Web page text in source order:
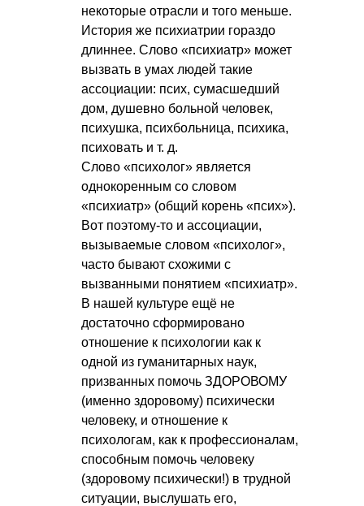
некоторые отрасли и того меньше.
История же психиатрии гораздо
длиннее. Слово «психиатр» может
вызвать в умах людей такие
ассоциации: псих, сумасшедший
дом, душевно больной человек,
психушка, психбольница, психика,
психовать и т. д.
Слово «психолог» является
однокоренным со словом
«психиатр» (общий корень «псих»).
Вот поэтому-то и ассоциации,
вызываемые словом «психолог»,
часто бывают схожими с
вызванными понятием «психиатр».
В нашей культуре ещё не
достаточно сформировано
отношение к психологии как к
одной из гуманитарных наук,
призванных помочь ЗДОРОВОМУ
(именно здоровому) психически
человеку, и отношение к
психологам, как к профессионалам,
способным помочь человеку
(здоровому психически!) в трудной
ситуации, выслушать его,